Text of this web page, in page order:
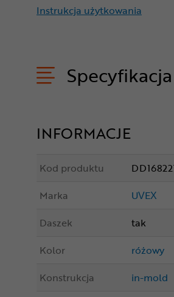
Instrukcja użytkowania
Specyfikacja
INFORMACJE
Kod produktu
Marka
UVEX
Daszek
tak
Kolor
różowy
Konstrukcja
in-mold